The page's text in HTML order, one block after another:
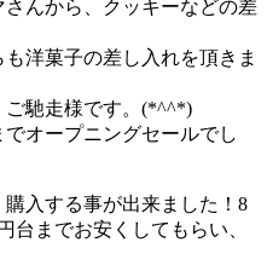
んから、クッキーなどの差
洋菓子の差し入れを頂きま
ご馳走様です。(*^^*)
オープニングセールでし
入する事が出来ました！8
台までお安くしてもらい、